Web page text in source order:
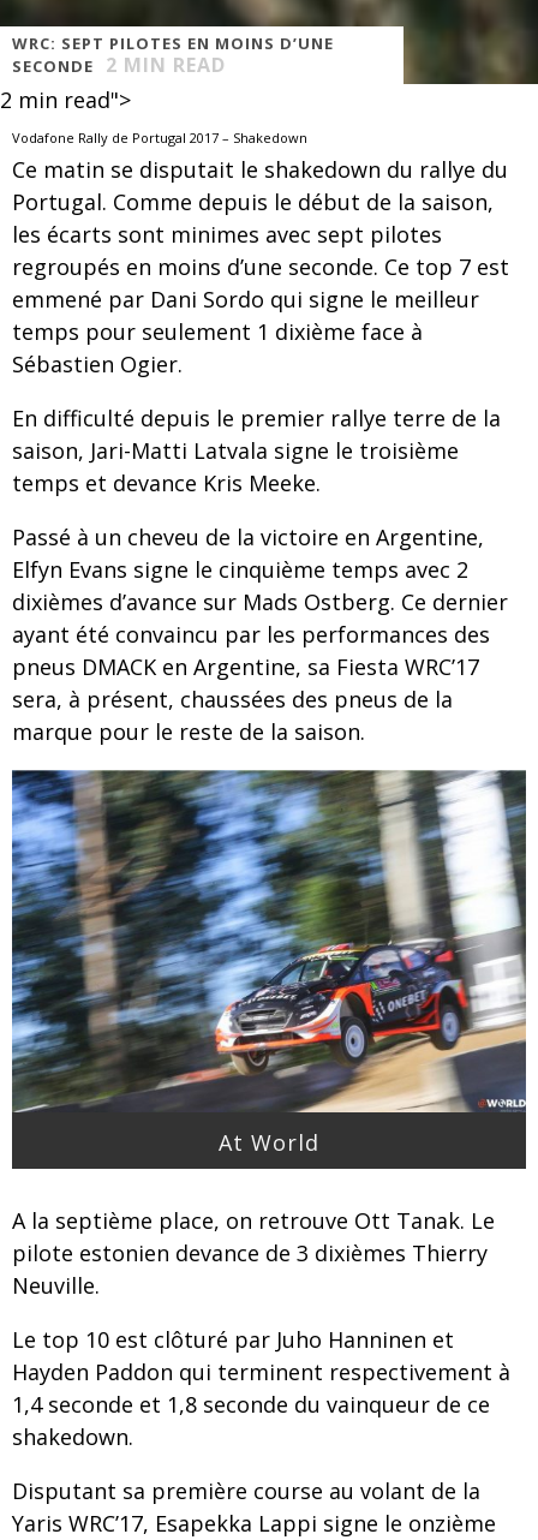
WRC: SEPT PILOTES EN MOINS D’UNE
SECONDE
2 MIN READ
2 min read">
Vodafone Rally de Portugal 2017 – Shakedown
Ce matin se disputait le shakedown du rallye du
Portugal. Comme depuis le début de la saison,
les écarts sont minimes avec sept pilotes
regroupés en moins d’une seconde. Ce top 7 est
emmené par Dani Sordo qui signe le meilleur
temps pour seulement 1 dixième face à
Sébastien Ogier.
En difficulté depuis le premier rallye terre de la
saison, Jari-Matti Latvala signe le troisième
temps et devance Kris Meeke.
Passé à un cheveu de la victoire en Argentine,
Elfyn Evans signe le cinquième temps avec 2
dixièmes d’avance sur Mads Ostberg. Ce dernier
ayant été convaincu par les performances des
pneus DMACK en Argentine, sa Fiesta WRC’17
sera, à présent, chaussées des pneus de la
marque pour le reste de la saison.
At World
A la septième place, on retrouve Ott Tanak. Le
pilote estonien devance de 3 dixièmes Thierry
Neuville.
Le top 10 est clôturé par Juho Hanninen et
Hayden Paddon qui terminent respectivement à
1,4 seconde et 1,8 seconde du vainqueur de ce
shakedown.
Disputant sa première course au volant de la
Yaris WRC’17, Esapekka Lappi signe le onzième